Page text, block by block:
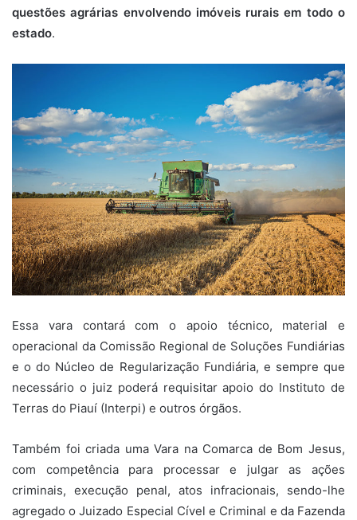
questões agrárias envolvendo imóveis rurais em todo o
estado.
Essa vara contará com o apoio técnico, material e
operacional da Comissão Regional de Soluções Fundiárias
e o do Núcleo de Regularização Fundiária, e sempre que
necessário o juiz poderá requisitar apoio do Instituto de
Terras do Piauí (Interpi) e outros órgãos.
Também foi criada uma Vara na Comarca de Bom Jesus,
com competência para processar e julgar as ações
criminais, execução penal, atos infracionais, sendo-lhe
agregado o Juizado Especial Cível e Criminal e da Fazenda